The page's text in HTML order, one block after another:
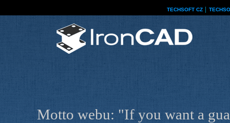
TECHSOFT CZ
Motto webu: "If you want a